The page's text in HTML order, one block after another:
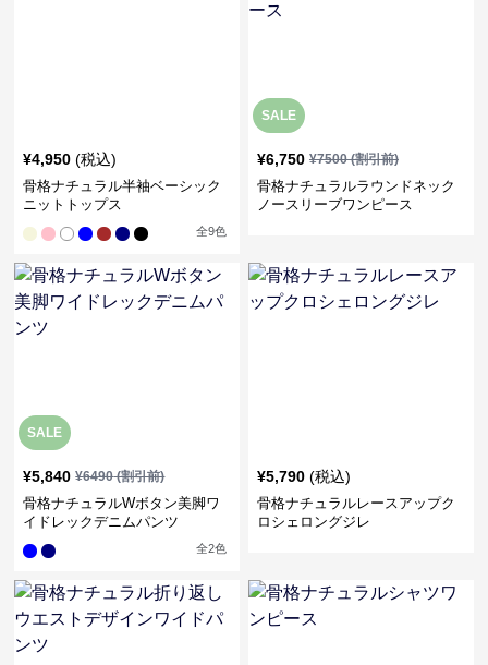
¥4,950 (税込)
骨格ナチュラル半袖ベーシック
ニットトップス
全9色
SALE
¥6,750 ¥7500(割引前)
骨格ナチュラルラウンドネック
ノースリーブワンピース
SALE
¥5,840 ¥6490(割引前)
骨格ナチュラルWボタン美脚ワ
イドレックデニムパンツ
全2色
¥5,790 (税込)
骨格ナチュラルレースアップク
ロシェロングジレ